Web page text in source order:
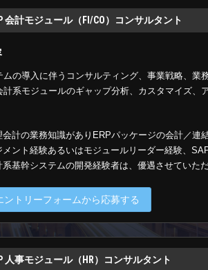
会計モジュール（FI/CO）コンサルタント
ムの導入に伴うコンサルティング、事業戦略、
計系モジュールのギャップ分析、カスタマイズ
会計の業務知識がありERPパッケージの会計／
メント経験あるいはモジュールリーダー経験、
系基幹システムの開発経験者は、優遇させていた
ントリーフォームから応募する
人事モジュール（HR）コンサルタント